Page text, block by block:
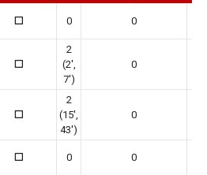
0 0 0
0
2
(2',
7')
0
0
2
(15',
43')
0
0 0 0